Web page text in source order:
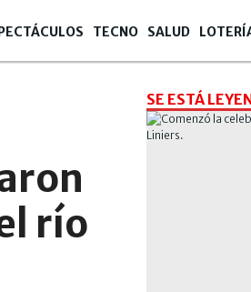
TECNO SALUD
río
SE ESTÁ